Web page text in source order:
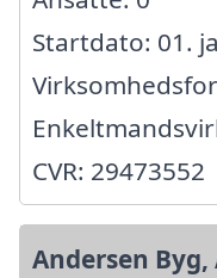
Startdato: 01.
CVR: 29473552
Andersen